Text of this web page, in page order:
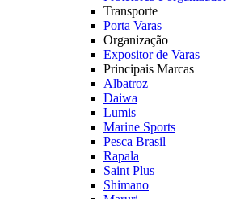
Transporte
Porta Varas
Organização
Expositor de Varas
Principais Marcas
Albatroz
Daiwa
Lumis
Marine Sports
Pesca Brasil
Rapala
Saint Plus
Shimano